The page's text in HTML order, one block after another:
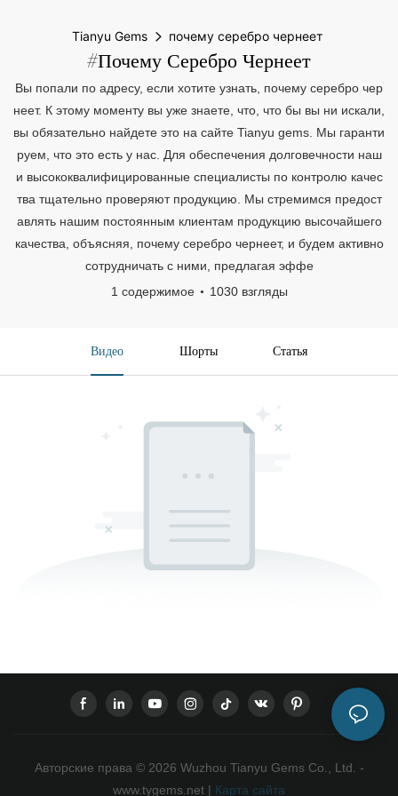
Tianyu Gems почему серебро чернеет
#почему Серебро Чернеет
Вы попали по адресу, если хотите узнать, почему серебро чер
неет. К этому моменту вы уже знаете, что, что бы вы ни искали,
вы обязательно найдете это на сайте Tianyu gems. Мы гаранти
руем, что это есть у нас. Для обеспечения долговечности наш
и высококвалифицированные специалисты по контролю качес
тва тщательно проверяют продукцию. Мы стремимся предост
авлять нашим постоянным клиентам продукцию высочайшего
качества, объясняя, почему серебро чернеет, и будем активно
сотрудничать с ними, предлагая эффе
1 содержимое
1030 взгляды
Видео Шорты Статья
Авторские права © 2026 Wuzhou Tianyu Gems Co., Ltd. -
www.tygems.net | Карта сайта